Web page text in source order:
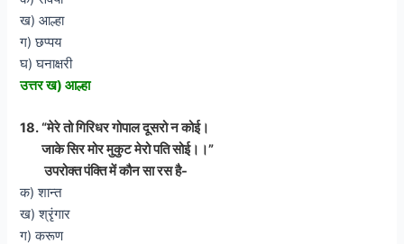
ख) आल्हा
ग) छप्पय
घ) घनाक्षरी
उत्तर ख) आल्हा
18. “मेरे तो गिरिधर गोपाल दूसरो न कोई।
जाके सिर मोर मुकुट मेरो पति सोई।।”
उपरोक्त पंक्ति में कौन सा रस है-
क) शान्त
ख) श्रृंगार
ग) करूण